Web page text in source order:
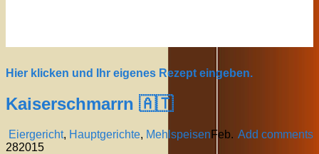
Hier klicken und Ihr eigenes Rezept eingeben.
Kaiserschmarrn 🇦🇹
Eiergericht, Hauptgerichte, Mehlspeisen Add comments
Feb.
282015